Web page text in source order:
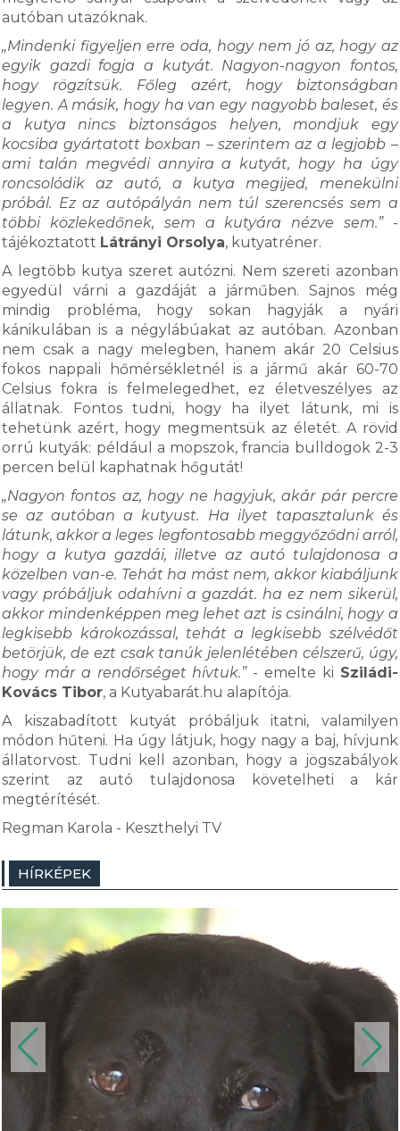
autóban utazóknak.
„Mindenki figyeljen erre oda, hogy nem jó az, hogy az
egyik gazdi fogja a kutyát. Nagyon-nagyon fontos,
hogy rögzítsük. Főleg azért, hogy biztonságban
legyen. A másik, hogy ha van egy nagyobb baleset, és
a kutya nincs biztonságos helyen, mondjuk egy
kocsiba gyártatott boxban – szerintem az a legjobb –
ami talán megvédi annyira a kutyát, hogy ha úgy
roncsolódik az autó, a kutya megijed, menekülni
próbál. Ez az autópályán nem túl szerencsés sem a
többi közlekedőnek, sem a kutyára nézve sem.”-
tájékoztatott Látrányi Orsolya, kutyatréner.
A legtöbb kutya szeret autózni. Nem szereti azonban
egyedül várni a gazdáját a járműben. Sajnos még
mindig probléma, hogy sokan hagyják a nyári
kánikulában is a négylábúakat az autóban. Azonban
nem csak a nagy melegben, hanem akár 20 Celsius
fokos nappali hőmérsékletnél is a jármű akár 60-70
Celsius fokra is felmelegedhet, ez életveszélyes az
állatnak. Fontos tudni, hogy ha ilyet látunk, mi is
tehetünk azért, hogy megmentsük az életét. A rövid
orrú kutyák: például a mopszok, francia bulldogok 2-3
percen belül kaphatnak hőgutát!
„Nagyon fontos az, hogy ne hagyjuk, akár pár percre
se az autóban a kutyust. Ha ilyet tapasztalunk és
látunk, akkor a leges legfontosabb meggyőződni arról,
hogy a kutya gazdái, illetve az autó tulajdonosa a
közelben van-e. Tehát ha mást nem, akkor kiabáljunk
vagy próbáljuk odahívni a gazdát. ha ez nem sikerül,
akkor mindenképpen meg lehet azt is csinálni, hogy a
legkisebb károkozással, tehát a legkisebb szélvédőt
betörjük, de ezt csak tanúk jelenlétében célszerű, úgy,
hogy már a rendőrséget hívtuk.”- emelte ki Sziládi-
Kovács Tibor, a Kutyabarát.hu alapítója.
A kiszabadított kutyát próbáljuk itatni, valamilyen
módon hűteni. Ha úgy látjuk, hogy nagy a baj, hívjunk
állatorvost. Tudni kell azonban, hogy a jogszabályok
szerint az autó tulajdonosa követelheti a kár
megtérítését.
Regman Karola - Keszthelyi TV
HÍRKÉPEK